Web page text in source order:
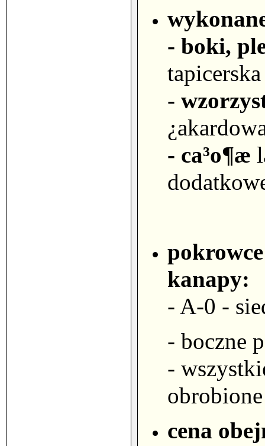
- boki,
-
- ca³o¶æ
kanapy:
- A-0 -
- boczne
-
obrobione
cena